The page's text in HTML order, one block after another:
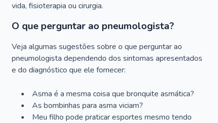
vida, fisioterapia ou cirurgia.
O que perguntar ao pneumologista?
Veja algumas sugestões sobre o que perguntar ao
pneumologista dependendo dos sintomas apresentados
e do diagnóstico que ele fornecer:
Asma é a mesma coisa que bronquite asmática?
As bombinhas para asma viciam?
Meu filho pode praticar esportes mesmo tendo